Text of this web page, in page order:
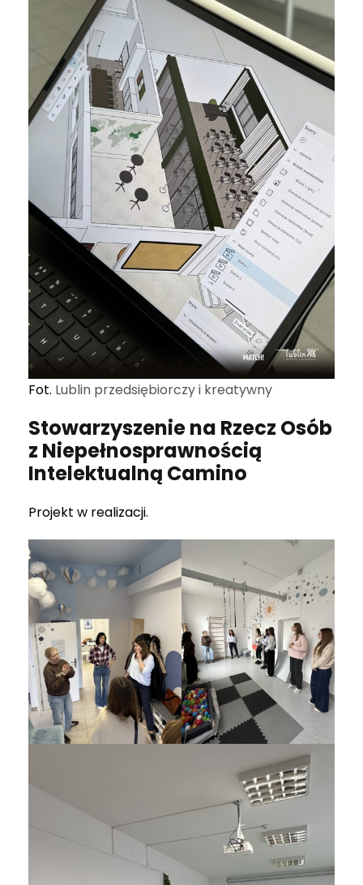
Fot. Lublin przedsiębiorczy i kreatywny
Stowarzyszenie na Rzecz Osób
z Niepełnosprawnością
Intelektualną Camino
Projekt w realizacji.